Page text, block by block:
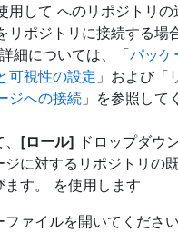
用して へのリポジトリ
リポジトリに接続する場
細については、「パッケ
可視性の設定 」および「
ジへの接続 」を参照して
[ロール] ドロップダウ
ジに対するリポジトリの
ます。 を使用します
ファイルを開いてくださ